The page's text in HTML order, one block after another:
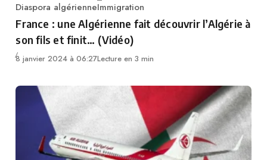
Category
Diaspora algérienneImmigration
France : une Algérienne fait découvrir l’Algérie à
son fils et finit… (Vidéo)
8 janvier 2024 à 06:27Lecture en 3 min